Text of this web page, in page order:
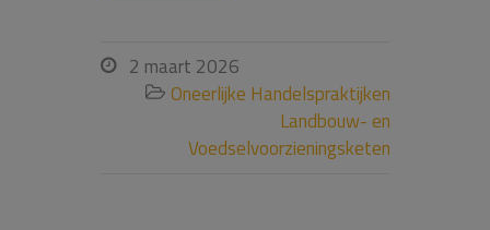
 2 maart 2026
 Oneerlijke Handelspraktijken
Landbouw- en
Voedselvoorzieningsketen